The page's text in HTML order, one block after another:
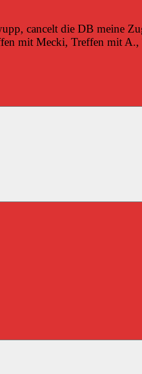
cancelt die DB meine
mit Mecki, Treffen mit
Suchen